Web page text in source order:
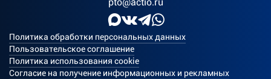
Политика обработки персональных данных
Пользовательское соглашение
Политика использования cookie
Согласие на получение информационных и рекламных